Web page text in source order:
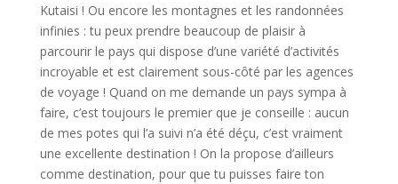
Kutaisi ! Ou encore les montagnes et les randonnées
infinies : tu peux prendre beaucoup de plaisir à
parcourir le pays qui dispose d’une variété d’activités
incroyable et est clairement sous-côté par les agences
de voyage ! Quand on me demande un pays sympa à
faire, c’est toujours le premier que je conseille : aucun
de mes potes qui l’a suivi n’a été déçu, c’est vraiment
une excellente destination ! On la propose d’ailleurs
comme destination, pour que tu puisses faire ton